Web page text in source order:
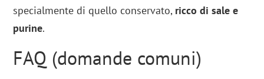
specialmente di quello conservato, ricco di sale e
purine.
FAQ (domande comuni)